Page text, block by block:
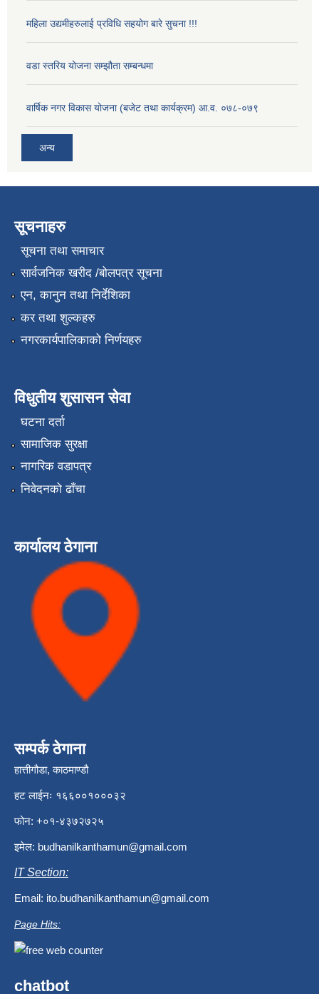
महिला उद्यमीहरुलाई प्रविधि सहयोग बारे सुचना !!!
वडा स्तरिय योजना सम्झौता सम्बन्धमा
वार्षिक नगर विकास योजना (बजेट तथा कार्यक्रम) आ.व. ०७८-०७९
अन्य
सूचनाहरु
सूचना तथा समाचार
सार्वजनिक खरीद /बोलपत्र सूचना
एन, कानुन तथा निर्देशिका
कर तथा शुल्कहरु
नगरकार्यपालिकाको निर्णयहरु
विधुतीय शुसासन सेवा
घटना दर्ता
सामाजिक सुरक्षा
नागरिक वडापत्र
निवेदनको ढाँचा
कार्यालय ठेगाना
सम्पर्क ठेगाना
हात्तीगौडा, काठमाण्डौ
हट लाईनः १६६००१०००३२
फोन: +०१-४३७२७२५
इमेल: budhanilkanthamun@gmail.com
IT Section:
Email: ito.budhanilkanthamun@gmail.com
Page Hits:
chatbot